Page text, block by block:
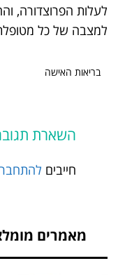
לעלות הפרוצדורה,
למצבה של כל
בריאות האישה
השארת
חייבים להתחבר
מאמרים